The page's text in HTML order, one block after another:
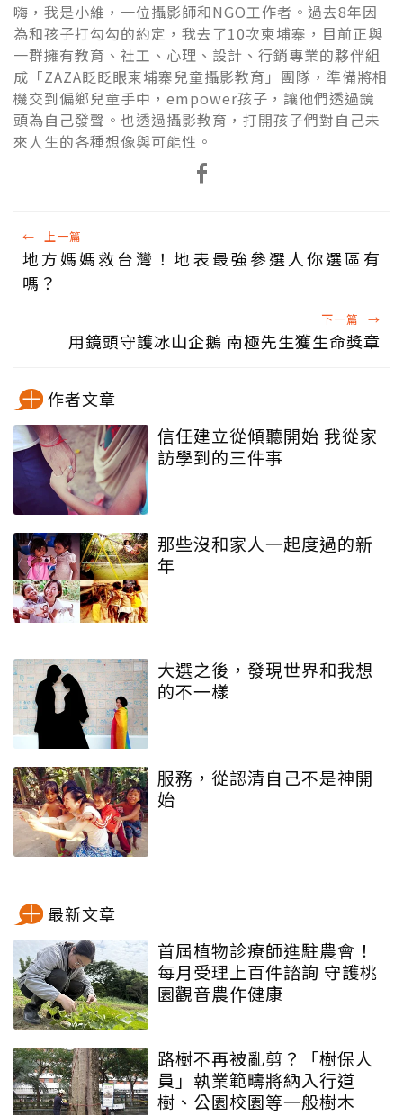
嗨，我是小維，一位攝影師和NGO工作者。過去8年因
為和孩子打勾勾的約定，我去了10次柬埔寨，目前正與
一群擁有教育、社工、心理、設計、行銷專業的夥伴組
成「ZAZA眨眨眼柬埔寨兒童攝影教育」團隊，準備將相
機交到偏鄉兒童手中，empower孩子，讓他們透過鏡
頭為自己發聲。也透過攝影教育，打開孩子們對自己未
來人生的各種想像與可能性。
← 上一篇
地方媽媽救台灣！地表最強參選人你選區有
嗎？
下一篇 →
用鏡頭守護冰山企鵝 南極先生獲生命獎章
作者文章
信任建立從傾聽開始 我從家
訪學到的三件事
那些沒和家人一起度過的新
年
大選之後，發現世界和我想
的不一樣
服務，從認清自己不是神開
始
最新文章
首屆植物診療師進駐農會！
每月受理上百件諮詢 守護桃
園觀音農作健康
路樹不再被亂剪？「樹保人
員」執業範疇將納入行道
樹、公園校園等一般樹木